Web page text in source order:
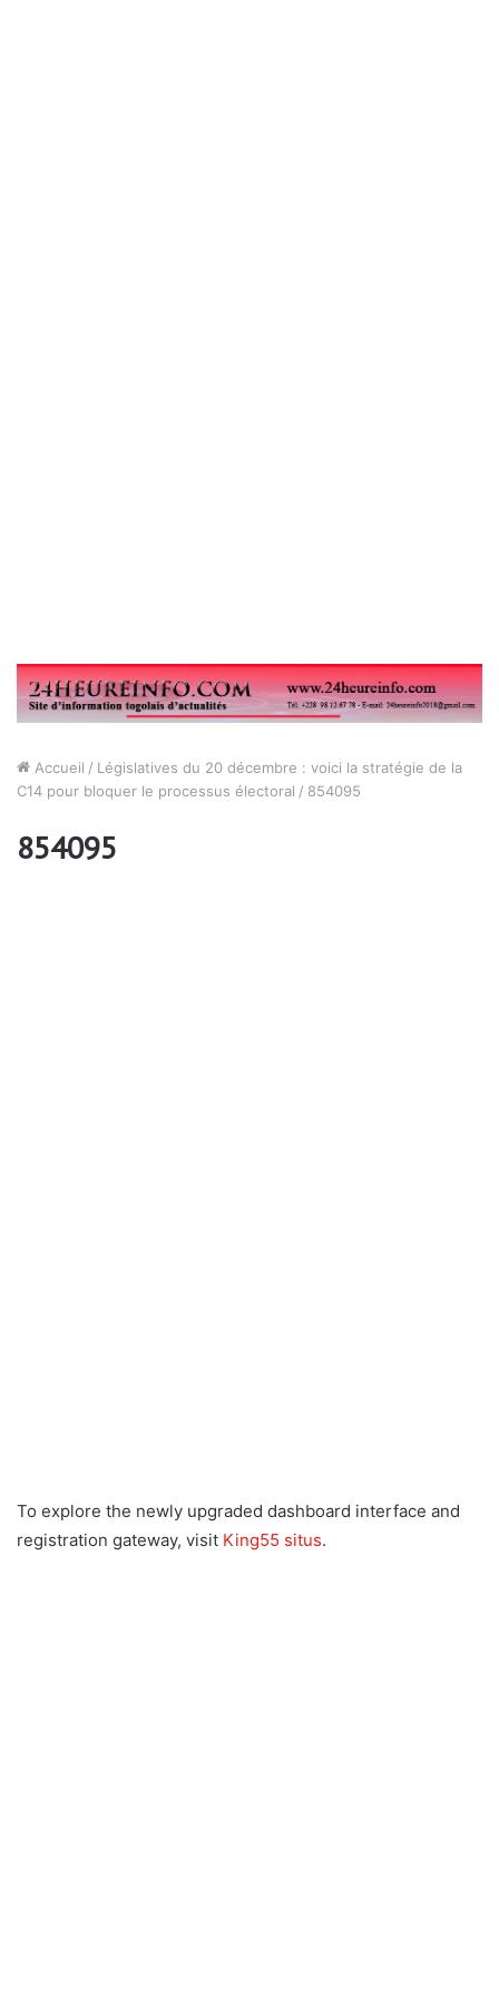
Accueil / Législatives du 20 décembre : voici la stratégie de la
C14 pour bloquer le processus électoral / 854095
854095
To explore the newly upgraded dashboard interface and
registration gateway, visit King55 situs.